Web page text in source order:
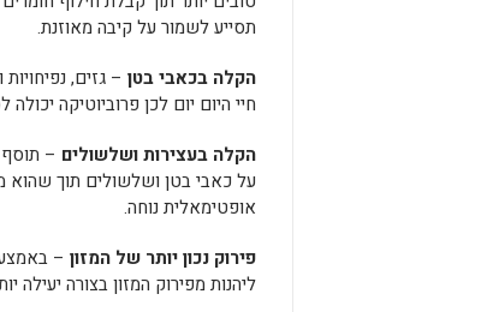
תסייע לשמור על קיבה מאוזנת.
הקלה בכאבי בטן – גזים,
חיי היום יום לכן פרוביוטיקה
הקלה בעצירות ושלשולים –
על כאבי בטן ושלשולים תוך
אופטימאלית נוחה.
פירוק נכון יותר של המזון –
ליהנות מפירוק המזון בצורה יעילה